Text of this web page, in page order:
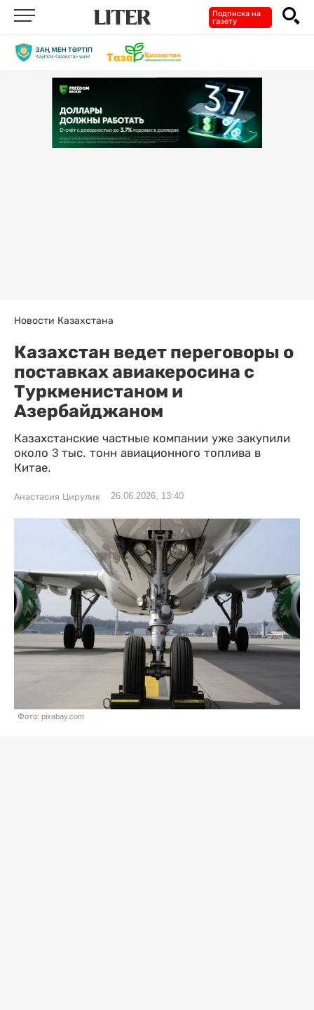
Подписка на
газету
Новости Казахстана
Казахстан ведет переговоры о
поставках авиакеросина с
Туркменистаном и
Азербайджаном
Казахстанские частные компании уже закупили
около 3 тыс. тонн авиационного топлива в
Китае.
Анастасия Цирулик 26.06.2026, 13:40
Фото: pixabay.com